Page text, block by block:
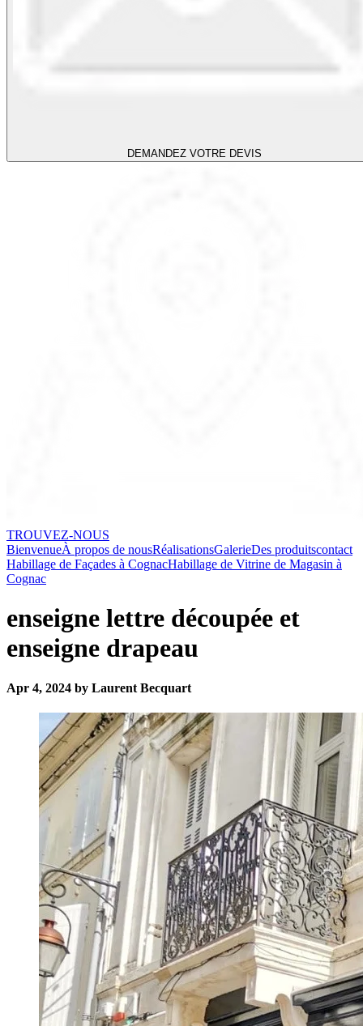
DEMANDEZ VOTRE DEVIS
TROUVEZ-NOUS
BienvenueÀ propos de nousRéalisationsGalerieDes produitscontact
Habillage de Façades à CognacHabillage de Vitrine de Magasin à
Cognac
enseigne lettre découpée et
enseigne drapeau
Apr 4, 2024 by Laurent Becquart